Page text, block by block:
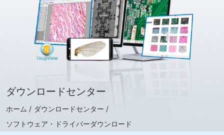
ダウンロードセンター
ホーム / ダウンロードセンター /
ソフトウェア・ドライバーダウンロード